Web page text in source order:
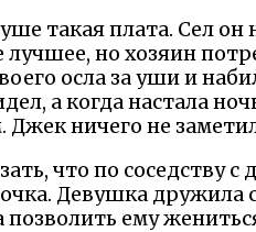
такая плата. Сел он
лучшее, но хозяин
осла за уши и
а когда настала
ничего не
что по соседству
Девушка дружила
ему